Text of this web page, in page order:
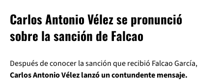
Carlos Antonio Vélez se pronunció
sobre la sanción de Falcao
Después de conocer la sanción que recibió Falcao García,
Carlos Antonio Vélez lanzó un contundente mensaje.